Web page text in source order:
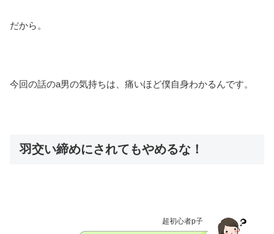
だから。
今回の話のa男の気持ちは、痛いほど僕自身わかるんです。
羽交い締めにされてもやめるな！
超初心者p子